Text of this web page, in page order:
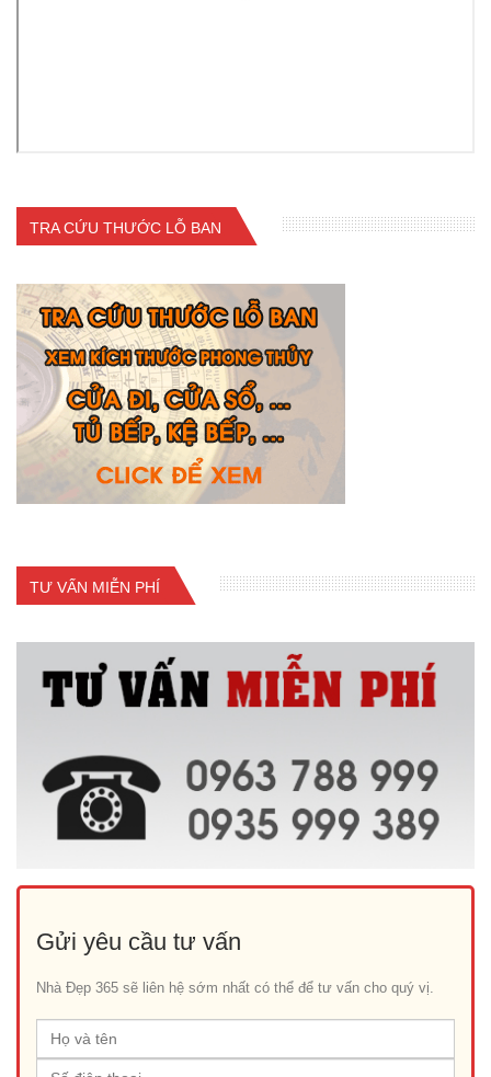
TRA CỨU THƯỚC LỖ BAN
TƯ VẤN MIỄN PHÍ
Gửi yêu cầu tư vấn
Nhà Đẹp 365 sẽ liên hệ sớm nhất có thể để tư vấn cho quý vị.